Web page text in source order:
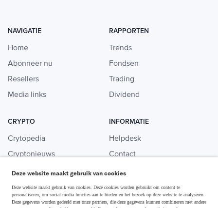
NAVIGATIE
Home
Abonneer nu
Resellers
Media links
RAPPORTEN
Trends
Fondsen
Trading
Dividend
CRYPTO
Crytopedia
Cryptonieuws
Crypto koopgids
Investeren in crypto
INFORMATIE
Helpdesk
Contact
Adverteren
Deze website maakt gebruik van cookies
Deze website maakt gebruik van cookies. Deze cookies worden gebruikt om content te
personaliseren, om social media functies aan te bieden en het bezoek op deze website te analyseren.
Deze gegevens worden gedeeld met onze partners, die deze gegevens kunnen combineren met andere